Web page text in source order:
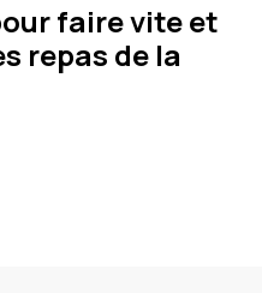
faire vite et
repas de la